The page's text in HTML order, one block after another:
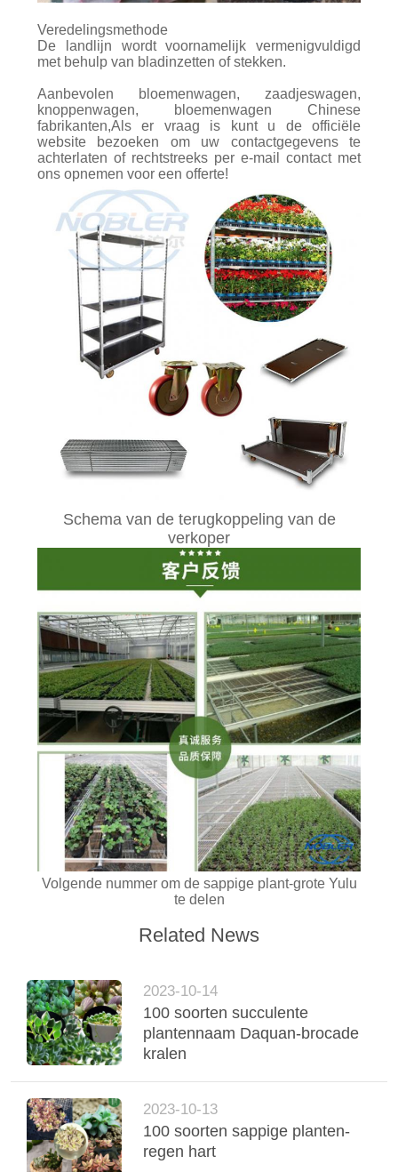
Veredelingsmethode
De landlijn wordt voornamelijk vermenigvuldigd
met behulp van bladinzetten of stekken.
Aanbevolen bloemenwagen, zaadjeswagen,
knoppenwagen, bloemenwagen Chinese
fabrikanten,Als er vraag is kunt u de officiële
website bezoeken om uw contactgegevens te
achterlaten of rechtstreeks per e-mail contact met
ons opnemen voor een offerte!
Schema van de terugkoppeling van de
verkoper
Volgende nummer om de sappige plant-grote Yulu
te delen
Related News
2023-10-14
100 soorten succulente
plantennaam Daquan-brocade
kralen
2023-10-13
100 soorten sappige planten-
regen hart